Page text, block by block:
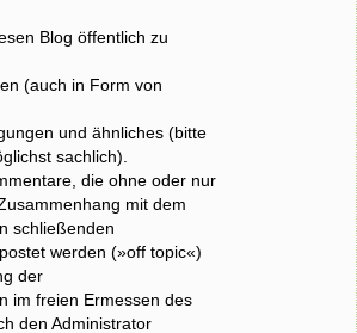
Blog öffentlich zu
(auch in Form von
und ähnliches (bitte
sachlich).
die ohne oder nur
mit dem
schließenden
werden (»off topic«)
der
im freien Ermessen des
den Administrator